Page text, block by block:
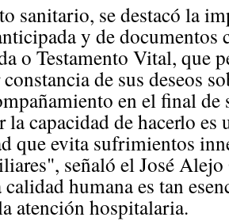
sanitario, se destacó la
y de documentos
o Testamento Vital, que
de sus deseos
en el final
la capacidad de hacerlo es
que evita sufrimientos
señaló el José
humana es tan
atención hospitalaria.